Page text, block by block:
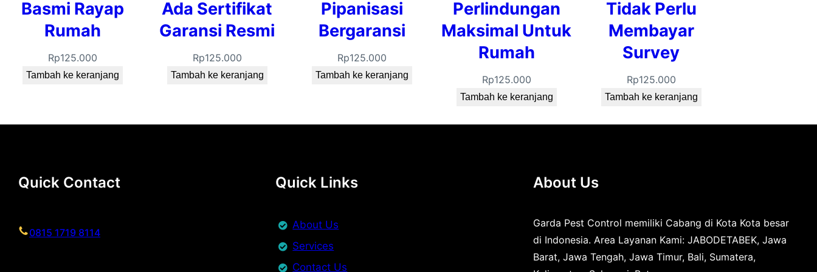
a
e
T
r
d
Basmi Rayap
Rumah
Rp125.000
Tambah ke keranjang
Ada Sertifikat
Garansi Resmi
Rp125.000
Tambah ke keranjang
Pipanisasi
Bergaransi
Rp125.000
Tambah ke keranjang
Perlindungan
Maksimal Untuk
Rumah
Rp125.000
Tambah ke keranjang
Tidak Perlu
Membayar
Survey
Rp125.000
Tambah ke keranjang
Quick Contact
0815 1719 8114
Quick Links
About Us
Services
Contact Us
About Us
Garda Pest Control memiliki Cabang di Kota Kota besar
di Indonesia. Area Layanan Kami: JABODETABEK, Jawa
Barat, Jawa Tengah, Jawa Timur, Bali, Sumatera,